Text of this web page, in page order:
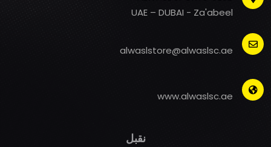
UAE – DUBAI - Za'abeel
alwaslstore@alwaslsc.ae
www.alwaslsc.ae
نقبل